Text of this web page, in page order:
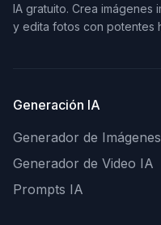
IA gratuito. Crea imágenes
y edita fotos con potentes
Generación IA
Generador de
Generador de Video IA
Prompts IA